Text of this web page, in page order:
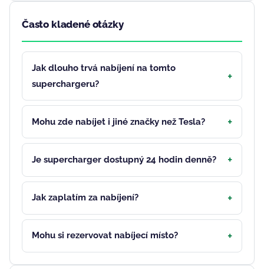
Často kladené otázky
Jak dlouho trvá nabíjení na tomto
superchargeru?
Mohu zde nabíjet i jiné značky než Tesla?
Je supercharger dostupný 24 hodin denně?
Jak zaplatím za nabíjení?
Mohu si rezervovat nabíjecí místo?